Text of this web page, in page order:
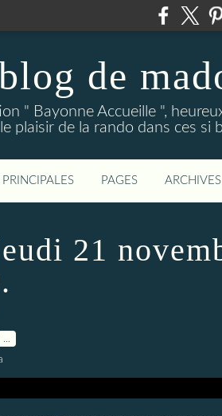
de
" Bayonne Accueille ",
plaisir de la rando dans ces si
PAGES ARCHIVES
21